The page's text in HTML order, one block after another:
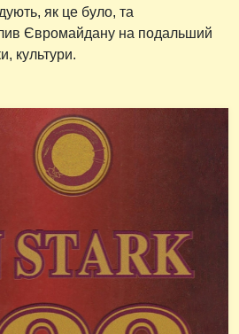
як це було, та
Євромайдану на подальший
культури.